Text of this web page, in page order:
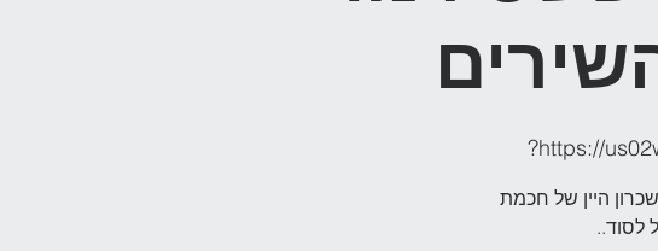
https://
היין של חכמת